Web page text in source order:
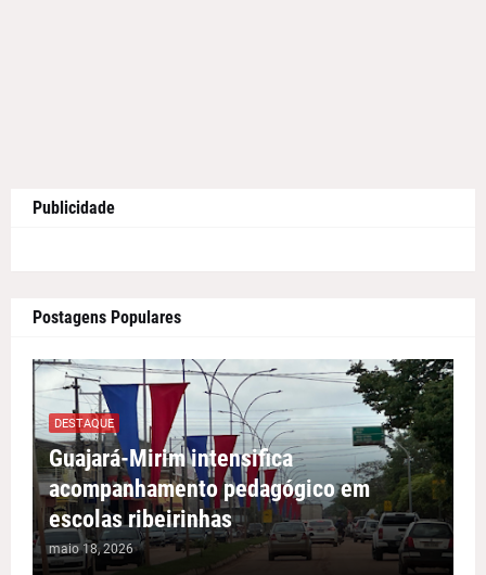
Publicidade
Postagens Populares
DESTAQUE
Guajará-Mirim intensifica
acompanhamento pedagógico em
escolas ribeirinhas
maio 18, 2026